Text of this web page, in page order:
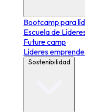
Bootcamp para
Escuela de
Future camp
Líderes
Sostenibilidad